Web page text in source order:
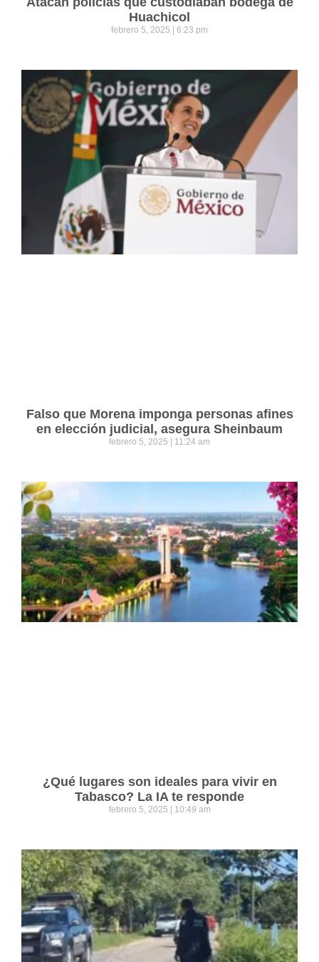
Huachicol
febrero 5, 2025 6:23 pm
Falso que Morena imponga personas afines
en elección judicial, asegura Sheinbaum
febrero 5, 2025 11:24 am
¿Qué lugares son ideales para vivir en
Tabasco? La IA te responde
febrero 5, 2025 10:49 am